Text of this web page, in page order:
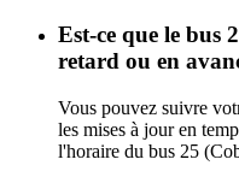
Est-ce que le bus
retard ou en
Vous pouvez suivre
les mises à jour en
l'horaire du bus 25